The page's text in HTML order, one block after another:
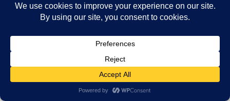
MONUMENT DE LA RENAISSANCE
MUSEE DES CIVILISATIONS NOIRES
GRANDE MOSQUEE DE DAKAR